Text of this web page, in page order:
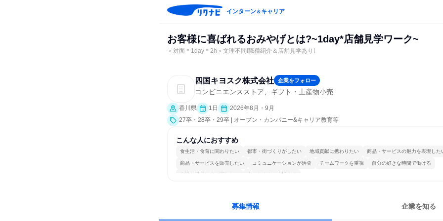
インターン＆キャリア
お客様に喜ばれるおみやげとは?~1day*店舗見学ワーク~
＜対面＊1day＊2h＞文理不問!職種紹介＆店舗見学あり!
四国キヨスク株式会社 企業をフォロー
コンビニエンスストア、ギフト・土産物小売
香川県 1日
2026年8月・9月
27卒・28卒・29卒 | オープン・カンパニー&キャリア教育等
こんな人におすすめ
食生活・食育に関わりたい 都市・街づくりがしたい 地域貢献に携わりたい 商品・サービスの魅力を表現した
商品・サービスを販売したい コミュニケーションが活発 チームワークを重視 自分の好きな時間で働ける
多様な職種の人と関われる 人とたくさん会話する
募集情報 企業を知る